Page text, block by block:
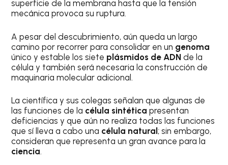
superficie de la membrana hasta que la tensión
mecánica provoca su ruptura.
A pesar del descubrimiento, aún queda un largo
camino por recorrer para consolidar en un genoma
único y estable los siete plásmidos de ADN de la
célula y también será necesaria la construcción de
maquinaria molecular adicional.
La científica y sus colegas señalan que algunas de
las funciones de la célula sintética presentan
deficiencias y que aún no realiza todas las funciones
que sí lleva a cabo una célula natural ; sin embargo,
consideran que representa un gran avance para la
ciencia.